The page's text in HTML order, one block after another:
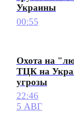
Украины
00:55
Охота на
ТЦК на
угрозы
22:46
5 АВГ